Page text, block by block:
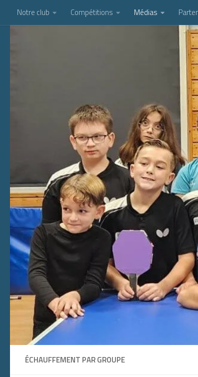
Skip to content
Notre club Compétitions Médias
ÉCHAUFFEMENT PAR GROUPE